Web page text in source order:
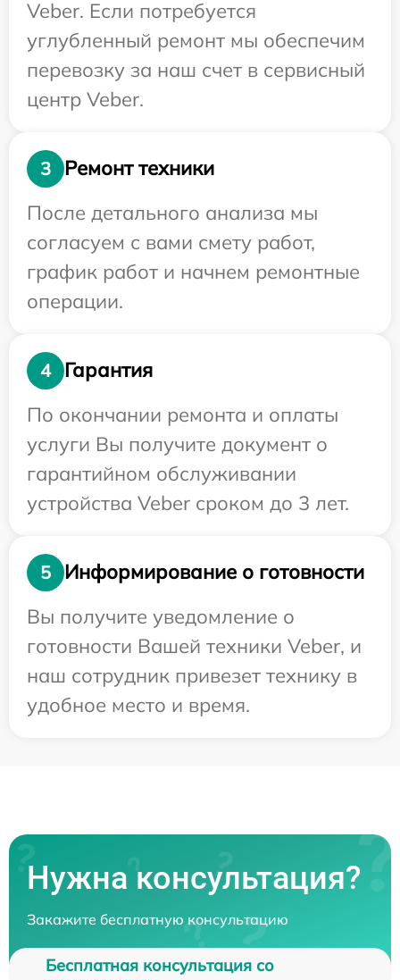
Veber. Если потребуется
углубленный ремонт мы обеспечим
перевозку за наш счет в сервисный
центр Veber.
3
Ремонт техники
После детального анализа мы
согласуем с вами смету работ,
график работ и начнем ремонтные
операции.
4
Гарантия
По окончании ремонта и оплаты
услуги Вы получите документ о
гарантийном обслуживании
устройства Veber сроком до 3 лет.
5
Информирование о готовности
Вы получите уведомление о
готовности Вашей техники Veber, и
наш сотрудник привезет технику в
удобное место и время.
Нужна консультация?
Закажите бесплатную консультацию
Бесплатная консультация со